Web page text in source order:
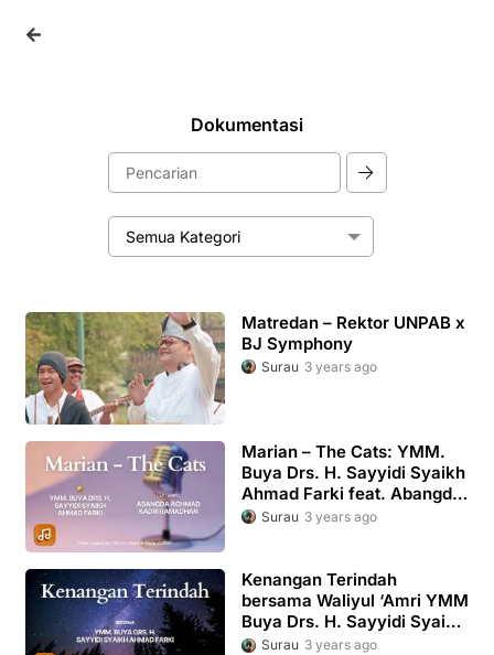
Dokumentasi
Surau 3 years ago
Matredan – Rektor UNPAB x
BJ Symphony
Surau 3 years ago
Marian – The Cats: YMM.
Buya Drs. H. Sayyidi Syaikh
Ahmad Farki feat. Abangda
Achmad Kadri Ramadhan
Surau 3 years ago
Kenangan Terindah
bersama Waliyul ‘Amri YMM
Buya Drs. H. Sayyidi Syaikh
Ahmad Farki